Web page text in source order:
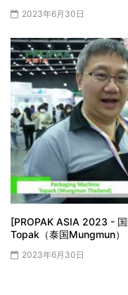
2023年6月30日
[PROPAK ASIA 2023 -
Topak（泰国Mungmun）
2023年6月30日